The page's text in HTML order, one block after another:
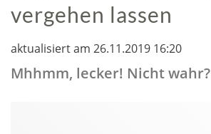
vergehen lassen
aktualisiert am 26.11.2019 16:20
Mhhmm, lecker! Nicht wahr?